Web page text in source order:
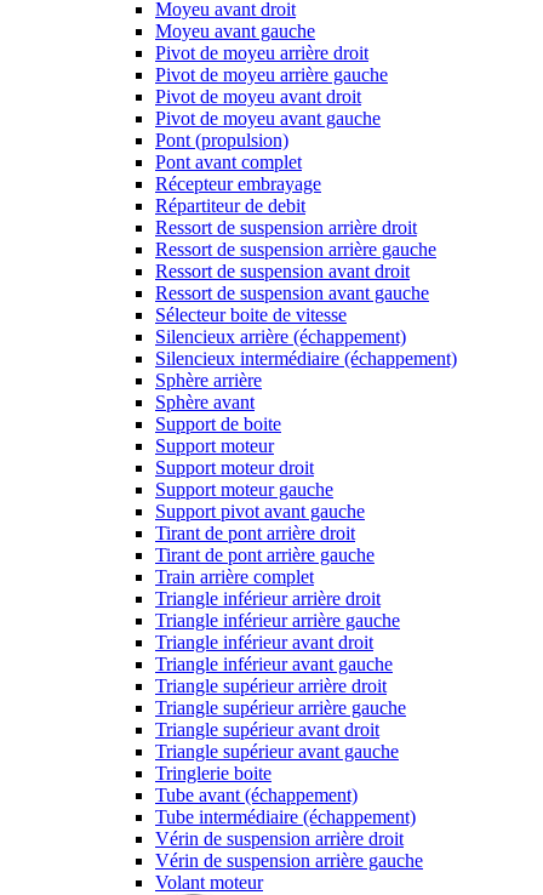
Moyeu avant droit
Moyeu avant gauche
Pivot de moyeu arrière droit
Pivot de moyeu arrière gauche
Pivot de moyeu avant droit
Pivot de moyeu avant gauche
Pont (propulsion)
Pont avant complet
Récepteur embrayage
Répartiteur de debit
Ressort de suspension arrière droit
Ressort de suspension arrière gauche
Ressort de suspension avant droit
Ressort de suspension avant gauche
Sélecteur boite de vitesse
Silencieux arrière (échappement)
Silencieux intermédiaire (échappement)
Sphère arrière
Sphère avant
Support de boite
Support moteur
Support moteur droit
Support moteur gauche
Support pivot avant gauche
Tirant de pont arrière droit
Tirant de pont arrière gauche
Train arrière complet
Triangle inférieur arrière droit
Triangle inférieur arrière gauche
Triangle inférieur avant droit
Triangle inférieur avant gauche
Triangle supérieur arrière droit
Triangle supérieur arrière gauche
Triangle supérieur avant droit
Triangle supérieur avant gauche
Tringlerie boite
Tube avant (échappement)
Tube intermédiaire (échappement)
Vérin de suspension arrière droit
Vérin de suspension arrière gauche
Volant moteur